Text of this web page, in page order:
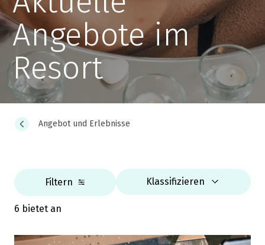
Angebote im
Resort
Angebot und Erlebnisse
Filtern Klassifizieren
6 bietet an